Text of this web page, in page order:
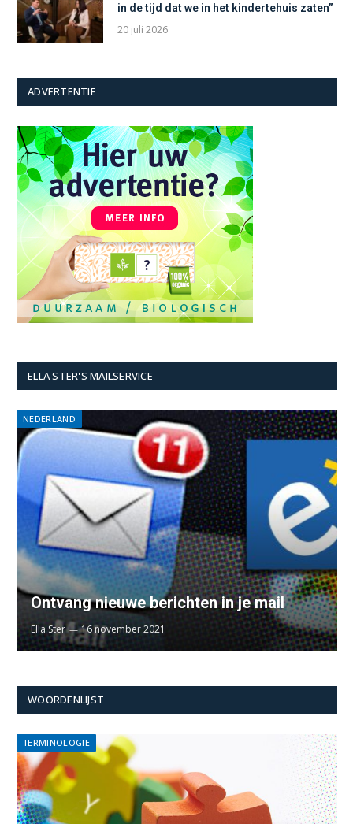
in de tijd dat we in het kindertehuis zaten”
20 juli 2026
ADVERTENTIE
ELLA STER'S MAILSERVICE
NEDERLAND
Ontvang nieuwe berichten in je mail
Ella Ster 16 november 2021
WOORDENLIJST
TERMINOLOGIE